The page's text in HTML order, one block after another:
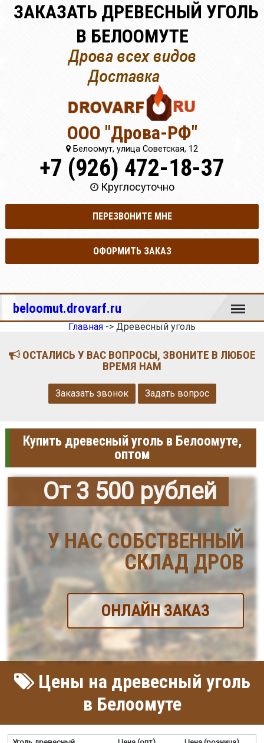
ЗАКАЗАТЬ ДРЕВЕСНЫЙ УГОЛЬ
В БЕЛООМУТЕ
ООО "Дрова-РФ"
Белоомут, улица Советская, 12
+7 (926) 472-18-37
Круглосуточно
ПЕРЕЗВОНИТЕ МНЕ
ОФОРМИТЬ ЗАКАЗ
beloomut.drovarf.ru Меню
Главная -> Древесный уголь
ОСТАЛИСЬ У ВАС ВОПРОСЫ, ЗВОНИТЕ В ЛЮБОЕ
ВРЕМЯ НАМ
Заказать звонок Задать вопрос
Купить древесный уголь в Белоомуте,
оптом
От 3 500 рублей
У НАС СОБСТВЕННЫЙ
СКЛАД ДРОВ
ОНЛАЙН ЗАКАЗ
Цены на древесный уголь
в Белоомуте